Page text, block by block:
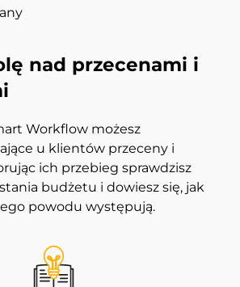
nad przecenami i
Workflow możesz
u klientów przeceny i
ich przebieg sprawdzisz
budżetu i dowiesz się, jak
powodu występują.